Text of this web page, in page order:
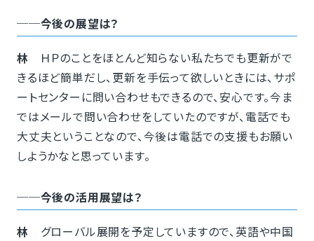
──今後の展望は？
林 ＨＰのことをほとんど知らない私たちでも更新がで
きるほど簡単だし、更新を手伝って欲しいときには、サポ
ートセンターに問い合わせもできるので、安心です。今ま
ではメールで問い合わせをしていたのですが、電話でも
大丈夫ということなので、今後は電話での支援もお願い
しようかなと思っています。
──今後の活用展望は？
林 グローバル展開を予定していますので、英語や中国